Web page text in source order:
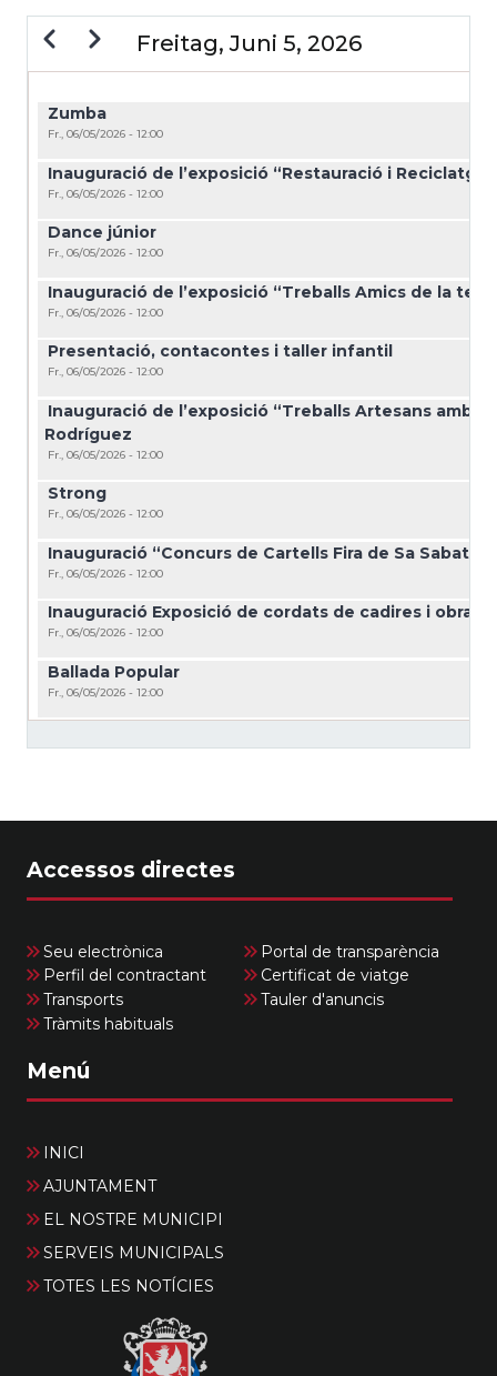
Freitag, Juni 5, 2026
SEITENNUMMERIERUNG
ZurückWeiter
Zumba
Fr., 06/05/2026 - 12:00
Inauguració de l’exposició “Restauració i Reciclatge
Fr., 06/05/2026 - 12:00
Dance júnior
Fr., 06/05/2026 - 12:00
Inauguració de l’exposició “Treballs Amics de la
Fr., 06/05/2026 - 12:00
Presentació, contacontes i taller infantil
Fr., 06/05/2026 - 12:00
Inauguració de l’exposició “Treballs Artesans amb
Rodríguez
Fr., 06/05/2026 - 12:00
Strong
Fr., 06/05/2026 - 12:00
Inauguració “Concurs de Cartells Fira de Sa Sabata
Fr., 06/05/2026 - 12:00
Inauguració Exposició de cordats de cadires i obra
Fr., 06/05/2026 - 12:00
Ballada Popular
Fr., 06/05/2026 - 12:00
Accessos directes
Seu electrònica
Portal de transparència
Perfil del contractant
Certificat de viatge
Transports
Tauler d'anuncis
Tràmits habituals
Menú
INICI
AJUNTAMENT
EL NOSTRE MUNICIPI
SERVEIS MUNICIPALS
TOTES LES NOTÍCIES